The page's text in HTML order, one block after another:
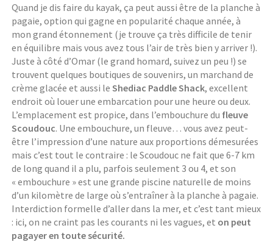
Quand je dis faire du kayak, ça peut aussi être de la planche à
pagaie, option qui gagne en popularité chaque année, à
mon grand étonnement (je trouve ça très difficile de tenir
en équilibre mais vous avez tous l’air de très bien y arriver !).
Juste à côté d’Omar (le grand homard, suivez un peu !) se
trouvent quelques boutiques de souvenirs, un marchand de
crème glacée et aussi leShediac Paddle Shack, excellent
endroit où louer une embarcation pour une heure ou deux.
L’emplacement est propice, dans l’embouchure du fleuve
Scoudouc. Une embouchure, un fleuve… vous avez peut-
être l’impression d’une nature aux proportions démesurées
mais c’est tout le contraire : le Scoudouc ne fait que 6-7 km
de long quand il a plu, parfois seulement 3 ou 4, et son
« embouchure » est une grande piscine naturelle de moins
d’un kilomètre de large où s’entraîner à la planche à pagaie.
Interdiction formelle d’aller dans la mer, et c’est tant mieux
: ici, on ne craint pas les courants ni les vagues, et on peut
pagayer en toute sécurité.